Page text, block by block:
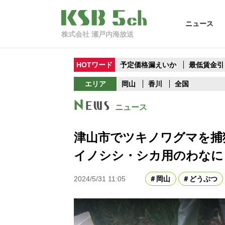
株式会社 瀬戸内海放送
ニュース
HOTワード 予定価格漏えいか 最低賃金
エリア 岡山 香川 全国
ニュース
津山市でツキノワグマを
イノシシ・シカ用のわなに
2024/5/31 11:05 岡山 どうぶつ